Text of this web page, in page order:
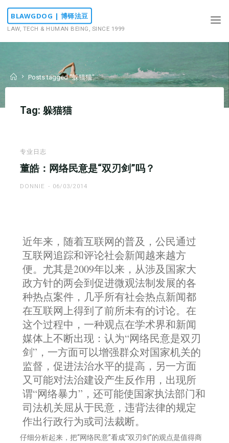
Skip
content
BLAWGDOG | 博铎法豆
LAW, TECH & HUMAN BEING, SINCE 1999
HomePosts tagged "躲猫猫"
Tag: 躲猫猫
专业日志
董皓：网络民意是“双刃剑”吗？
DONNIE 06/03/2014
近年来，随着互联网的普及，公民通过
互联网追踪和评论社会新闻越来越方
便。尤其是2009年以来，从涉及国家大
政方针的两会到促进微观法制发展的各
种热点案件，几乎所有社会热点新闻都
在互联网上得到了前所未有的讨论。在
这个过程中，一种观点在学术界和新闻
媒体上不断出现：认为“网络民意是双刃
剑”，一方面可以增强群众对国家机关的
监督，促进法治水平的提高，另一方面
又可能对法治建设产生反作用，出现所
谓“网络暴力”，还可能使国家执法部门和
司法机关屈从于民意，违背法律的规定
作出行政行为或司法裁断。
仔细分析起来，把“网络民意”看成“双刃剑”的观点是值得商